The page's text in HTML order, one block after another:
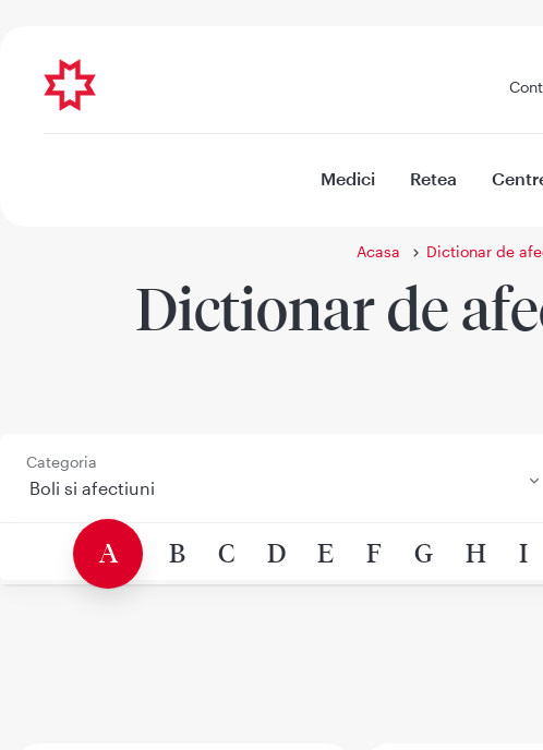
Medici Retea
Acasa Dictionar de
Dictionar de
Categoria
A B C D E F G H I